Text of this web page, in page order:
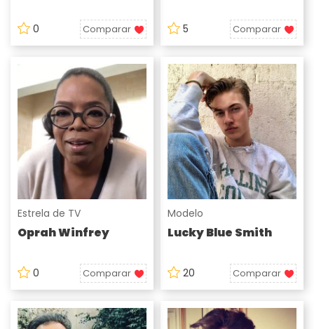
0 Comparar 5 Comparar
Estrela de TV
Oprah Winfrey
0 Comparar
Modelo
Lucky Blue Smith
20 Comparar